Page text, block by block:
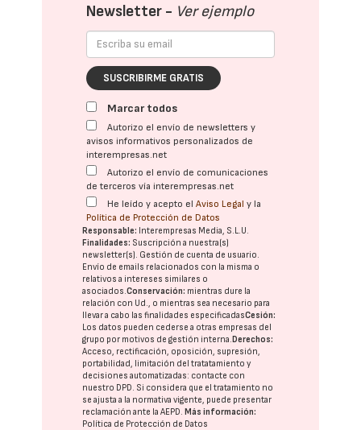
Newsletter - Ver ejemplo
SUSCRIBIRME GRATIS
Marcar todos
Autorizo el envío de newsletters y
avisos informativos personalizados de
interempresas.net
Autorizo el envío de comunicaciones
de terceros vía interempresas.net
He leído y acepto elAviso Legal y la
Política de Protección de Datos
Responsable: Interempresas Media, S.L.U.
Finalidades: Suscripción a nuestra(s)
newsletter(s). Gestión de cuenta de usuario.
Envío de emails relacionados con la misma o
relativos a intereses similares o
asociados.Conservación: mientras dure la
relación con Ud., o mientras sea necesario para
llevar a cabo las finalidades especificadasCesión:
Los datos pueden cederse a otras empresas del
grupo por motivos de gestión interna.Derechos:
Acceso, rectificación, oposición, supresión,
portabilidad, limitación del tratatamiento y
decisiones automatizadas: contacte con
nuestro DPD. Si considera que el tratamiento no
se ajusta a la normativa vigente, puede presentar
reclamación ante laAEPD.Más información:
Política de Protección de Datos